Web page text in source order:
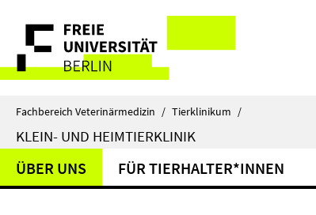
direkt
Inhalt
Service-
Navigation
Fachbereich Veterinärmedizin / Tierklinikum /
KLEIN- UND HEIMTIERKLINIK
ÜBER UNS FÜR TIERHALTER*INNEN